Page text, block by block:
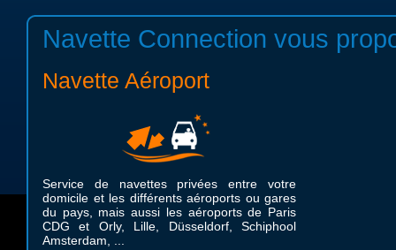
Navette Connection vous
Navette Aéroport
Service de navettes privées entre votre
domicile et les différents aéroports ou gares
du pays, mais aussi les aéroports de Paris
CDG et Orly, Lille, Düsseldorf, Schiphool
Amsterdam, ...